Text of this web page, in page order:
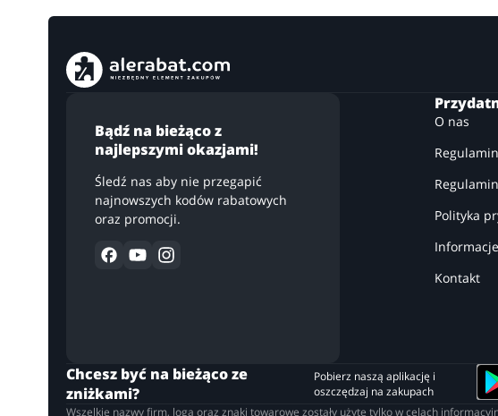
Bądź na bieżąco z
najlepszymi okazjami!
Śledź nas aby nie przegapić
najnowszych kodów rabatowych
oraz promocji.
O nas
Regulamin
Polityka
Kontakt
Chcesz być na bieżąco ze
zniżkami?
Pobierz naszą aplikację i
oszczędzaj na zakupach
Wszelkie nazwy firm, loga oraz znaki towarowe zostały użyte tylko w celach